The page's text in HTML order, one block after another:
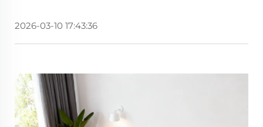
2026-03-10 17:43:36